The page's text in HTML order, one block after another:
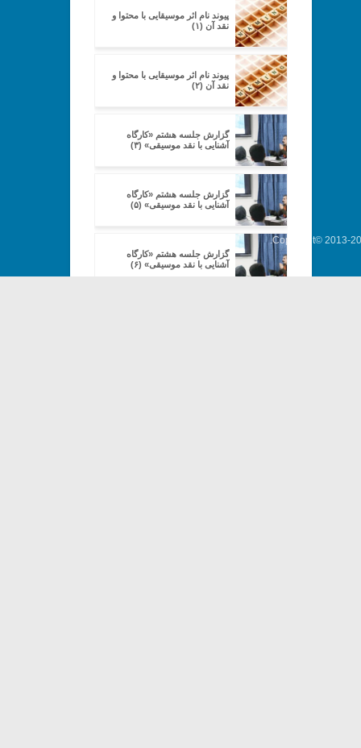
پیوند نام اثر موسیقایی با محتوا و
نقد آن (۱)
پیوند نام اثر موسیقایی با محتوا و
نقد آن (۲)
گزارش جلسه هشتم «کارگاه
آشنایی با نقد موسیقی» (۳)
گزارش جلسه هشتم «کارگاه
آشنایی با نقد موسیقی» (۵)
گزارش جلسه هشتم «کارگاه
آشنایی با نقد موسیقی» (۶)
Copyright© 2013-